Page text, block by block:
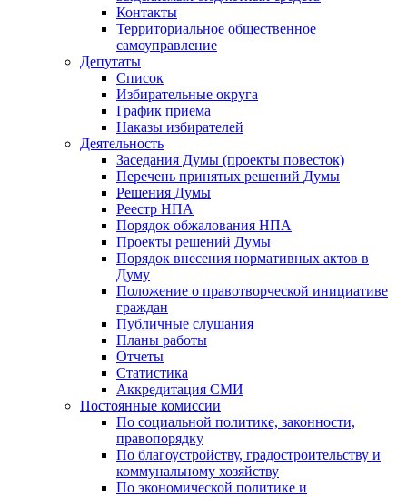
Контакты
Территориальное общественное
самоуправление
Депутаты
Список
Избирательные округа
График приема
Наказы избирателей
Деятельность
Заседания Думы (проекты повесток)
Перечень принятых решений Думы
Решения Думы
Реестр НПА
Порядок обжалования НПА
Проекты решений Думы
Порядок внесения нормативных актов в
Думу
Положение о правотворческой инициативе
граждан
Публичные слушания
Планы работы
Отчеты
Статистика
Аккредитация СМИ
Постоянные комиссии
По социальной политике, законности,
правопорядку
По благоустройству, градостроительству и
коммунальному хозяйству
По экономической политике и